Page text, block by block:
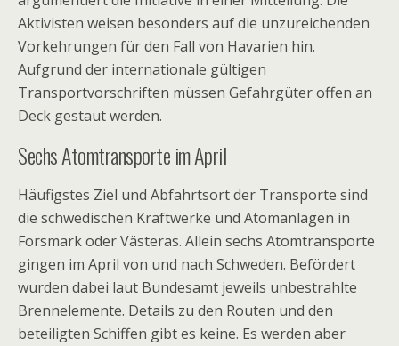
Aktivisten weisen besonders auf die unzureichenden
Vorkehrungen für den Fall von Havarien hin.
Aufgrund der internationale gültigen
Transportvorschriften müssen Gefahrgüter offen an
Deck gestaut werden.
Sechs Atomtransporte im April
Häufigstes Ziel und Abfahrtsort der Transporte sind
die schwedischen Kraftwerke und Atomanlagen in
Forsmark oder Västeras. Allein sechs Atomtransporte
gingen im April von und nach Schweden. Befördert
wurden dabei laut Bundesamt jeweils unbestrahlte
Brennelemente. Details zu den Routen und den
beteiligten Schiffen gibt es keine. Es werden aber